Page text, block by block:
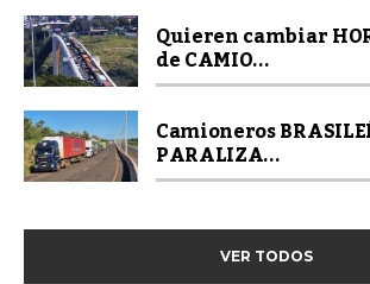
Quieren cambiar
de CAMIO...
Camioneros
PARALIZA...
VER TODOS